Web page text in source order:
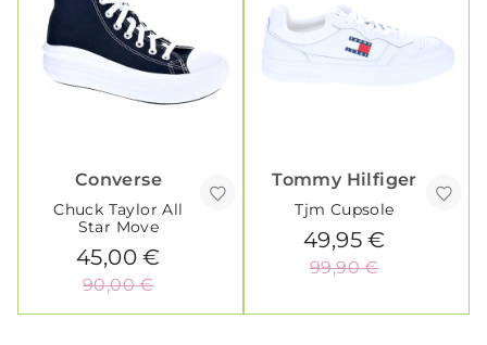
Converse
Chuck Taylor All
Star Move
45,00 €
90,00 €
Tommy Hilfiger
Tjm Cupsole
49,95 €
99,90 €